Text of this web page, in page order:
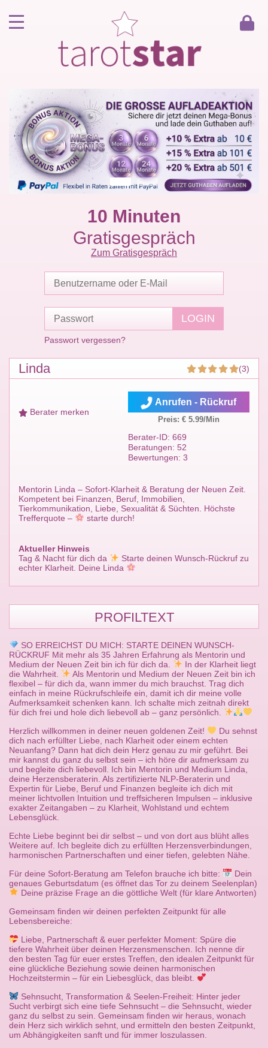
Kunde werden
Berater werden
Kartenlegen Gratisgespräch
Gästebuch
10 Minuten
Gratisgespräch
Zum Gratisgespräch
Passwort vergessen?
Linda (3)
Berater merken
Mentorin Linda – Sofort-Klarheit & Beratung der Neuen Zeit.
Kompetent bei Finanzen, Beruf, Immobilien,
Tierkommunikation, Liebe, Sexualität & Süchten. Höchste
Trefferquote –
starte durch!
Aktueller Hinweis
Tag & Nacht für dich da
Starte deinen Wunsch-Rückruf zu
echter Klarheit. Deine Linda
Anrufen - Rückruf
Preis: € 5.99/Min
Berater-ID: 669
Beratungen: 52
Bewertungen: 3
PROFILTEXT
SO ERREICHST DU MICH: STARTE DEINEN WUNSCH-
RÜCKRUF Mit mehr als 35 Jahren Erfahrung als Mentorin und
Medium der Neuen Zeit bin ich für dich da.
In der Klarheit liegt
die Wahrheit.
Als Mentorin und Medium der Neuen Zeit bin ich
flexibel – für dich da, wann immer du mich brauchst. Trag dich
einfach in meine Rückrufschleife ein, damit ich dir meine volle
Aufmerksamkeit schenken kann. Ich schalte mich zeitnah direkt
für dich frei und hole dich liebevoll ab – ganz persönlich.
Herzlich willkommen in deiner neuen goldenen Zeit!
Du sehnst
dich nach erfüllter Liebe, nach Klarheit oder einem echten
Neuanfang? Dann hat dich dein Herz genau zu mir geführt. Bei
mir kannst du ganz du selbst sein – ich höre dir aufmerksam zu
und begleite dich liebevoll. Ich bin Mentorin und Medium Linda,
deine Herzensberaterin. Als zertifizierte NLP-Beraterin und
Expertin für Liebe, Beruf und Finanzen begleite ich dich mit
meiner lichtvollen Intuition und treffsicheren Impulsen – inklusive
exakter Zeitangaben – zu Klarheit, Wohlstand und echtem
Lebensglück.
Echte Liebe beginnt bei dir selbst – und von dort aus blüht alles
Weitere auf. Ich begleite dich zu erfüllten Herzensverbindungen,
harmonischen Partnerschaften und einer tiefen, gelebten Nähe.
Für deine Sofort-Beratung am Telefon brauche ich bitte:
Dein
genaues Geburtsdatum (es öffnet das Tor zu deinem Seelenplan)
Deine präzise Frage an die göttliche Welt (für klare Antworten)
Gemeinsam finden wir deinen perfekten Zeitpunkt für alle
Lebensbereiche:
Liebe, Partnerschaft & euer perfekter Moment: Spüre die
tiefere Wahrheit über deinen Herzensmenschen. Ich nenne dir
den besten Tag für euer erstes Treffen, den idealen Zeitpunkt für
eine glückliche Beziehung sowie deinen harmonischen
Hochzeitstermin – für ein Liebesglück, das bleibt.
Sehnsucht, Transformation & Seelen-Freiheit: Hinter jeder
Sucht verbirgt sich eine tiefe Sehnsucht – die Sehnsucht, wieder
ganz du selbst zu sein. Gemeinsam finden wir heraus, wonach
dein Herz sich wirklich sehnt, und ermitteln den besten Zeitpunkt,
um Abhängigkeiten sanft und für immer loszulassen.